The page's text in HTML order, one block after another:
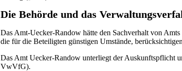
Die Behörde und das
Das Amt-Uecker-Randow hätte den Sachverhalt von
die für die Beteiligten günstigen Umstände,
Das Amt Uecker-Randow unterliegt der Auskunftspflicht
VwVfG).